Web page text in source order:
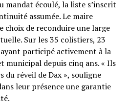
mandat écoulé, la liste s’inscrit
assumée. Le maire
de reconduire une large
Sur les 35 colistiers, 23
participé activement à la
municipal depuis cinq ans. « Ils
réveil de Dax », souligne
leur présence une garantie